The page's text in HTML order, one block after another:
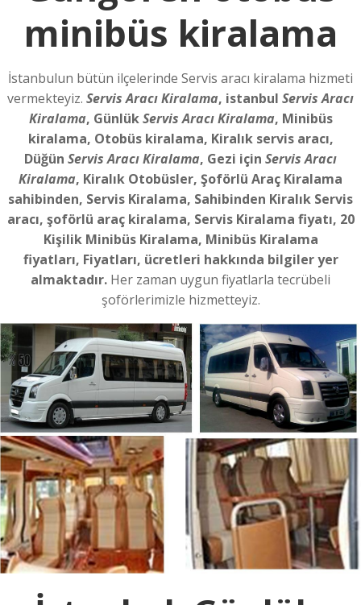
minibüs kiralama
İstanbulun bütün ilçelerinde Servis aracı kiralama hizmeti
vermekteyiz. Servis Aracı Kiralama, istanbul Servis Aracı
Kiralama, GünlükServis Aracı Kiralama, Minibüs
kiralama, Otobüs kiralama, Kiralık servis aracı,
Düğün Servis Aracı Kiralama, Gezi için Servis Aracı
Kiralama, Kiralık Otobüsler, Şoförlü Araç Kiralama
sahibinden, Servis Kiralama, Sahibinden Kiralık Servis
aracı, şoförlü araç kiralama, Servis Kiralama fiyatı, 20
Kişilik Minibüs Kiralama, Minibüs Kiralama
fiyatları, Fiyatları, ücretleri hakkında bilgiler yer
almaktadır. Her zaman uygun fiyatlarla tecrübeli
şoförlerimizle hizmetteyiz.